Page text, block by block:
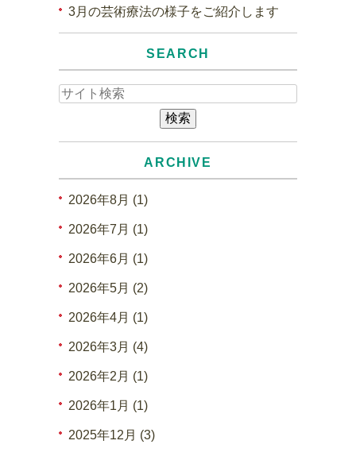
3月の芸術療法の様子をご紹介します
SEARCH
ARCHIVE
2026年8月 (1)
2026年7月 (1)
2026年6月 (1)
2026年5月 (2)
2026年4月 (1)
2026年3月 (4)
2026年2月 (1)
2026年1月 (1)
2025年12月 (3)